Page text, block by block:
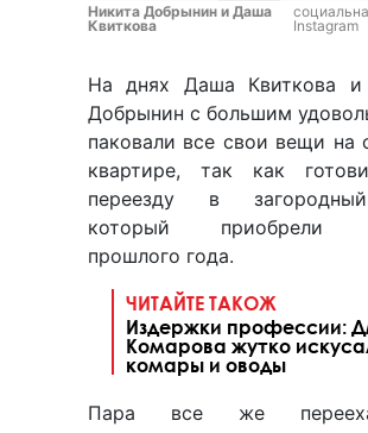
Никита Добрынин и Даша
Квиткова
Instagram
На днях Даша Квиткова и
Добрынин с большим
паковали все свои вещи на
квартире, так как
переезду в
который приобрели
прошлого года.
ЧИТАЙТЕ ТАКОЖ
Издержки профессии:
Комарова жутко
комары и оводы
Пара все же